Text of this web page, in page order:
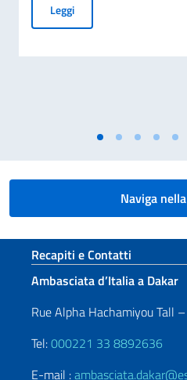
LeggiPiattaforma per la
Naviga
Sezione footer
Recapiti e Contatti
Ambasciata d’Italia a Dakar
Rue Alpha Hachamiyou Tall
Tel:000221 33 8892636
E-mail :